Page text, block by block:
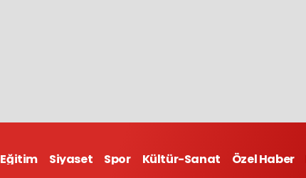
Eğitim Siyaset Spor Kültür-Sanat Özel Haber